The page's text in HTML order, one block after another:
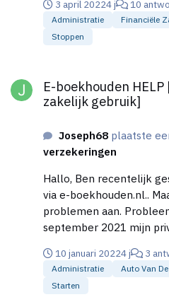
bedrag zonder btw
boeken in mijn
reacties.
3 april 20224 j 10
Administratie Financiële
Stoppen
E-boekhouden
zakelijk gebruik]
Joseph68 plaatste
verzekeringen
Hallo, Ben recentelijk gestart met het boekhouden
via e-boekhouden.nl..
problemen aan. Probleem 1) ik heb sinds 15
september 2021 mijn
vanaf 1 januari 2022 wel doen.
tankbonnen liggen van
Weet niet alleen niet
10 januari 20224 j 3
Administratie Auto Van
Starten